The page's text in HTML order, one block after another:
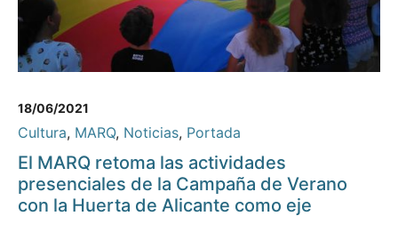
18/06/2021
Cultura, MARQ, Noticias, Portada
El MARQ retoma las actividades
presenciales de la Campaña de Verano
con la Huerta de Alicante como eje